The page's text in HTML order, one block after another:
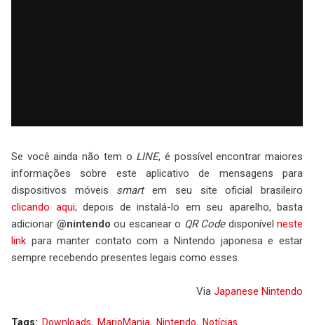
Se você ainda não tem o LINE, é possível encontrar maiores
informações sobre este aplicativo de mensagens para
dispositivos móveis smartem seu site oficial brasileiro
clicando aqui; depois de instalá-lo em seu aparelho, basta
adicionar @nintendo ou escanear o QR Codedisponível neste
link para manter contato com a Nintendo japonesa e estar
sempre recebendo presentes legais como esses.
Via Japanese Nintendo
Tags: Downloads MarioMania Nintendo Notícias